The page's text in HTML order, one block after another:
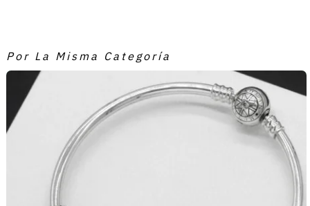
Por La Misma Categoría